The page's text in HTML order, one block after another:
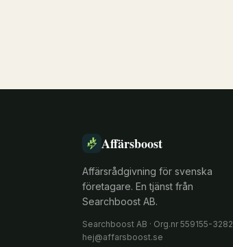
Affärsboost
Affärsrådgivning för svenska
företagare. En tjänst från
Searchboost AB.
Searchboost AB · Org.nr 559155-3282
hej@affarsboost.se